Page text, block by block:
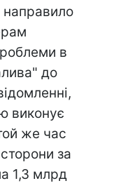
в
до
виконує
же час
за
1,3 млрд